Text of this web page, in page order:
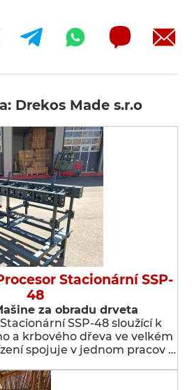
Drekos Made s.r.o
Stacionární SSP-
48
za obradu drveta
SSP-48 sloužící k
a krbového dřeva ve velkém
spojuje v jednom pracov …